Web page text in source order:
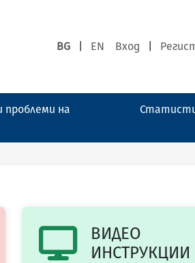
BG EN Вход
проблеми на
ВИДЕО
ИНСТРУКЦИИ